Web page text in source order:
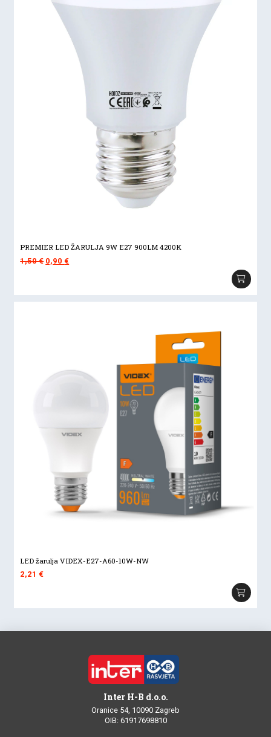
PREMIER LED ŽARULJA 9W E27 900LM 4200K
1,50€ Izvorna
je:
0,90€Trenutna
0,90 €.
LED žarulja VIDEX-E27-A60-10W-NW
2,21€
Inter H-B d.o.o.
Oranice 54, 10090 Zagreb
OIB: 61917698810